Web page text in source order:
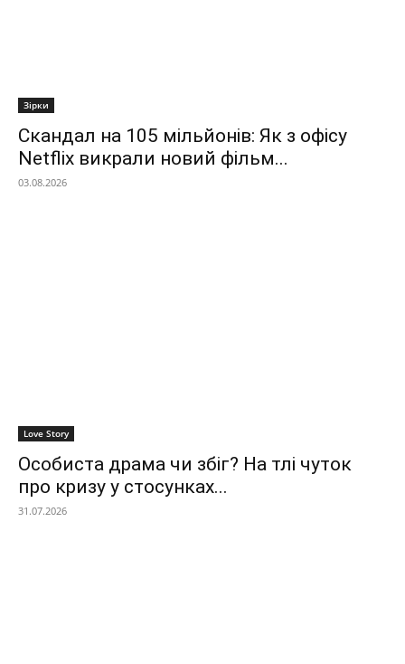
Зірки
Скандал на 105 мільйонів: Як з офісу
Netflix викрали новий фільм...
03.08.2026
Love Story
Особиста драма чи збіг? На тлі чуток
про кризу у стосунках...
31.07.2026